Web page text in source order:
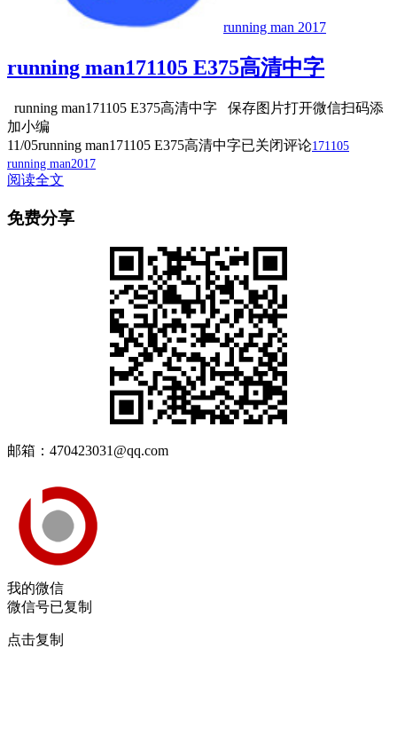
running man 2017
running man171105 E375高清中字
running man171105 E375高清中字 保存图片打开微信扫码添
加小编
11/05running man171105 E375高清中字已关闭评论171105
running man2017
阅读全文
免费分享
邮箱：470423031@qq.com
我的微信
微信号已复制
点击复制